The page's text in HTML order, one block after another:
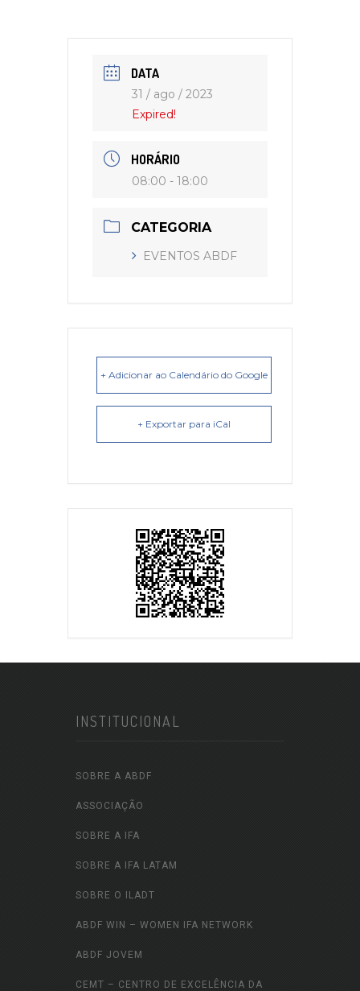
DATA
31 / ago / 2023
Expired!
HORÁRIO
08:00 - 18:00
CATEGORIA
EVENTOS ABDF
+ Adicionar ao Calendário do Google
+ Exportar para iCal
INSTITUCIONAL
SOBRE A ABDF
ASSOCIAÇÃO
SOBRE A IFA
SOBRE A IFA LATAM
SOBRE O ILADT
ABDF WIN – WOMEN IFA NETWORK
ABDF JOVEM
CEMT – CENTRO DE EXCELÊNCIA DA